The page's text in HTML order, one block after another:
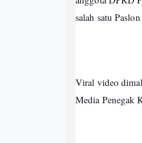
salah satu
Viral video
Media Penegak